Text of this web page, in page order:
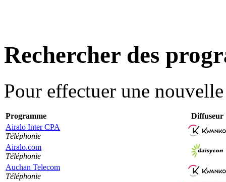
Rechercher des
Pour effectuer une
Programme
Diffuseur
Airalo Inter CPA
Téléphonie
Airalo.com
Téléphonie
Auchan Telecom
Téléphonie